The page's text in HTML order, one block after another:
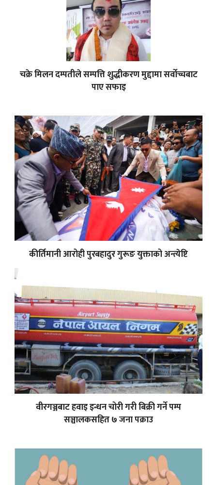
चक्रे मिलन दम्पतीले सम्पत्ति शुद्धीकरण मुद्दामा सर्वोच्चबाट
पाए सफाइ
कीर्तिमानी आरोही पुरबहादुर गुरूङ युक्ताको अन्त्येष्टि
वीरगञ्जबाट हवाइ इन्धन चोरी गरी बिक्री गर्ने पम्प
सञ्चालकसहित ७ जना पक्राउ